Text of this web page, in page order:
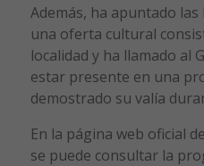
Además, ha apuntado
una oferta cultural
localidad y ha llamado al
estar presente en una
demostrado su valía
En la página web oficial
se puede consultar la